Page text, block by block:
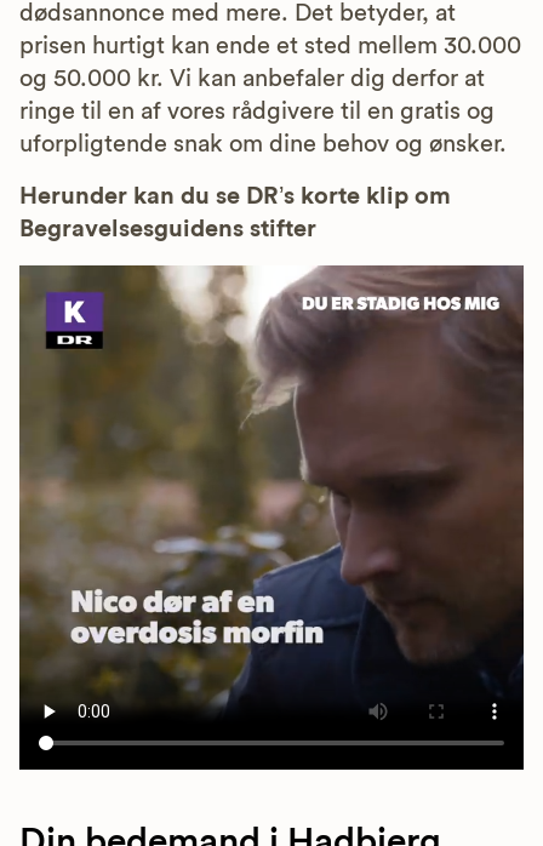
dødsannonce med mere. Det betyder, at
prisen hurtigt kan ende et sted mellem 30.000
og 50.000 kr. Vi kan anbefaler dig derfor at
ringe til en af vores rådgivere til en gratis og
uforpligtende snak om dine behov og ønsker.
Herunder kan du se DR’s korte klip om
Begravelsesguidens stifter